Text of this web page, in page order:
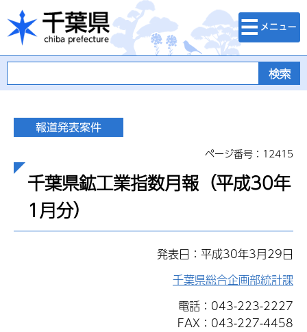
千葉県
検索・メニュ
ー
ページ番号：12415
千葉県鉱工業指数月報（平成30年
1月分）
発表日：平成30年3月29日
千葉県総合企画部統計課
電話：043-223-2227
FAX：043-227-4458